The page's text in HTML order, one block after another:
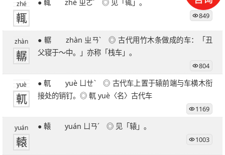
zhé
輒
● 輒 zhé ㄓㄜˊ ◎ 见「辄」。
849
zhàn
轏
● 轏 zhàn ㄓㄢˋ ◎ 古代用竹木条做成的车：「丑
父寝于～中。」亦称「栈车」。
804
yuè
軏
● 軏 yuè ㄩㄝˋ ◎ 古代车上置于辕前端与车横木衔
接处的销钉。◎ 軏 yuè〈名〉古代车
1169
yuán
轅
● 轅 yuán ㄩㄢˊ ◎ 见「辕」。
1003